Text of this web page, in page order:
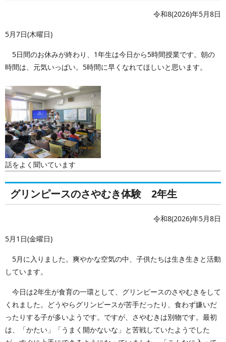
令和8(2026)年5月8日
5月7日(木曜日)
5日間のお休みが終わり、1年生は今日から5時間授業です。朝の
時間は、元気いっぱい。5時間に早くなれてほしいと思います。
話をよく聞いています
グリンピースのさやむき体験 2年生
令和8(2026)年5月8日
5月1日(金曜日)
5月に入りました。爽やかな空気の中、子供たちは生き生きと活動
しています。
今日は2年生が食育の一環として、グリンピースのさやむきをして
くれました。どうやらグリンピースが苦手だったり、食わず嫌いだ
ったりする子が多いようです。ですが、さやむきは別物です。最初
は、「かたい」「うまく開かないな」と苦戦していたようでした